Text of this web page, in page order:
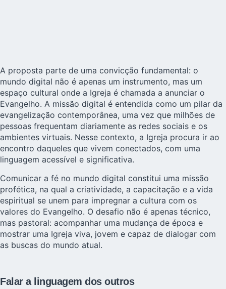
A proposta parte de uma convicção fundamental: o
mundo digital não é apenas um instrumento, mas um
espaço cultural onde a Igreja é chamada a anunciar o
Evangelho. A missão digital é entendida como um pilar da
evangelização contemporânea, uma vez que milhões de
pessoas frequentam diariamente as redes sociais e os
ambientes virtuais. Nesse contexto, a Igreja procura ir ao
encontro daqueles que vivem conectados, com uma
linguagem acessível e significativa.
Comunicar a fé no mundo digital constitui uma missão
profética, na qual a criatividade, a capacitação e a vida
espiritual se unem para impregnar a cultura com os
valores do Evangelho. O desafio não é apenas técnico,
mas pastoral: acompanhar uma mudança de época e
mostrar uma Igreja viva, jovem e capaz de dialogar com
as buscas do mundo atual.
Falar a linguagem dos outros